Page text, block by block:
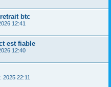
btc
12:41
est fiable
12:40
2025 22:11